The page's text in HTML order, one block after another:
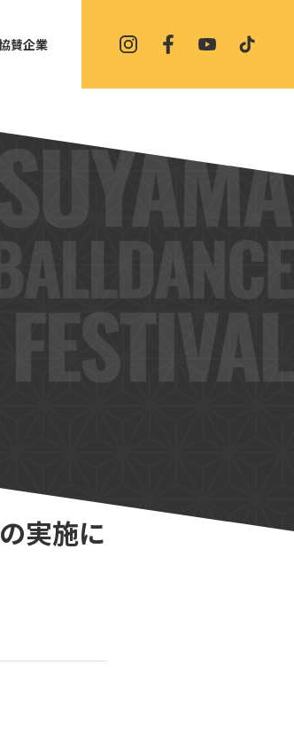
賛企業
実施に